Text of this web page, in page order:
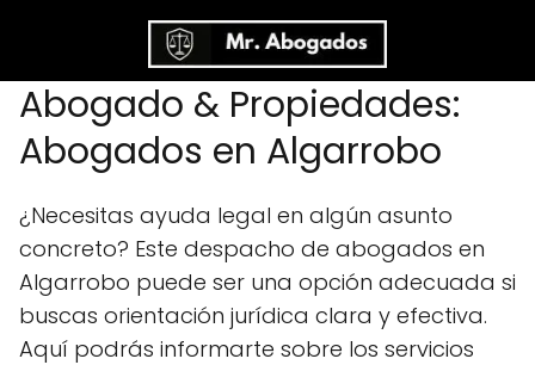
Abogado & Propiedades:
Abogados en Algarrobo
¿Necesitas ayuda legal en algún asunto
concreto? Este despacho de abogados en
Algarrobo puede ser una opción adecuada si
buscas orientación jurídica clara y efectiva.
Aquí podrás informarte sobre los servicios